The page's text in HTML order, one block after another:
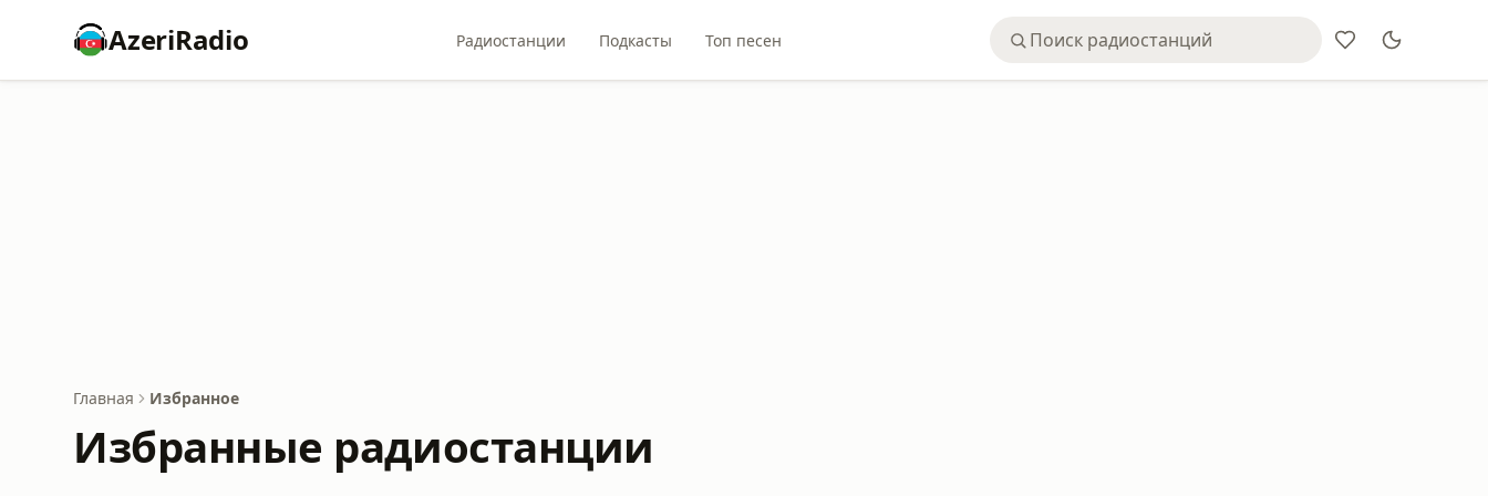
AzeriRadio Радиостанции Подкасты Топ песен
Главная Избранное
Избранные радиостанции